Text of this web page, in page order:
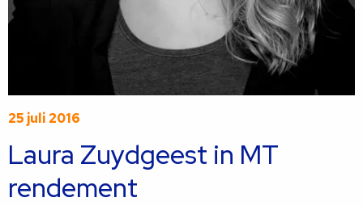
25 juli 2016
Laura Zuydgeest in MT
rendement